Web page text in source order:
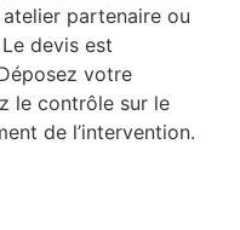
partenaire ou
devis est
votre
le contrôle sur le
de l’intervention.